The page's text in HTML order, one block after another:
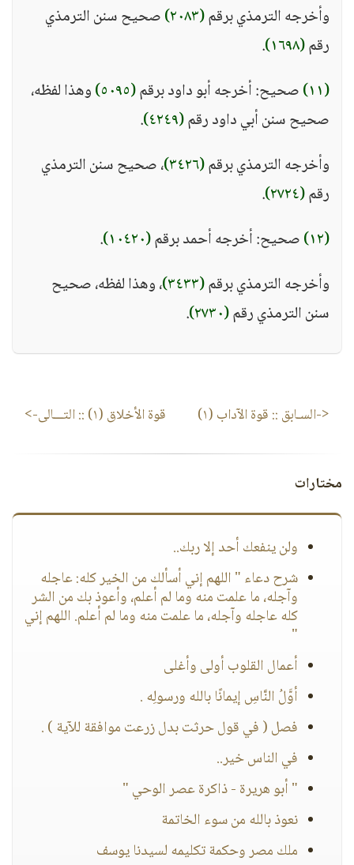
وأخرجه الترمذي برقم(٢٠٨٣)
صحيح سنن الترمذي
رقم(١٦٩٨)
.
(١١)
صحيح: أخرجه أبو داود برقم(٥٠٩٥)
وهذا لفظه،
صحيح سنن أبي داود رقم(٤٢٤٩)
.
وأخرجه الترمذي برقم(٣٤٢٦)
، صحيح سنن الترمذي
رقم(٢٧٢٤)
.
(١٢)
صحيح: أخرجه أحمد برقم(١٠٤٢٠)
.
وأخرجه الترمذي برقم(٣٤٣٣)
، وهذا لفظه، صحيح
سنن الترمذي رقم(٢٧٣٠) .
<-السـابق :: قوة الآداب (١) قوة الأخلاق (١) :: التـــالى->
مختارات
ولن ينفعك أحد إلا ربك..
شرح دعاء " اللهم إني أسألك من الخير كله: عاجله
وآجله، ما علمت منه وما لم أعلم، وأعوذ بك من الشر
كله عاجله وآجله، ما علمت منه وما لم أعلم. اللهم إني
"
أعمال القلوب أولى وأغلى
أوَّلُ النَّاسِ إيمانًا بالله ورسولِه .
فصل ( في قول حرثت بدل زرعت موافقة للآية ) .
في الناس خير..
" أبو هريرة - ذاكرة عصر الوحي "
نعوذ بالله من سوء الخاتمة
ملك مصر وحكمة تكليمه لسيدنا يوسف